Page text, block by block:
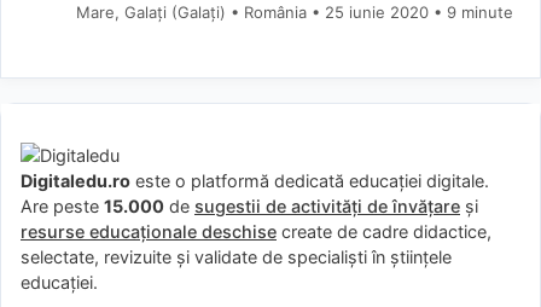
Mare, Galați (Galaţi) • România
25 iunie 2020 • 9 minute
Digitaledu.ro este o platformă dedicată educației digitale.
Are peste 15.000 de sugestii de activități de învățare și
resurse educaționale deschise create de cadre didactice,
selectate, revizuite și validate de specialiști în științele
educației.